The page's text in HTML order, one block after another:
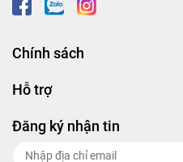
Chính sách
Hỗ trợ
Đăng ký nhận tin